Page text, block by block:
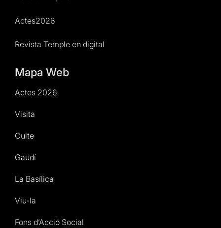
Actes2026
Revista Temple en digital
Mapa Web
Actes 2026
Visita
Culte
Gaudí
La Basílica
Viu-la
Fons d’Acció Social